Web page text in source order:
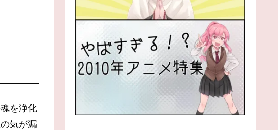
を浄化
気が漏